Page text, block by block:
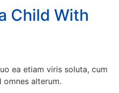
Child With
ea etiam viris soluta, cum
alterum.